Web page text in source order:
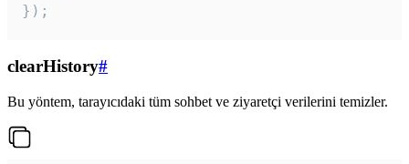
});
clearHistory#
Bu yöntem, tarayıcıdaki tüm sohbet ve ziyaretçi verilerini temizler.